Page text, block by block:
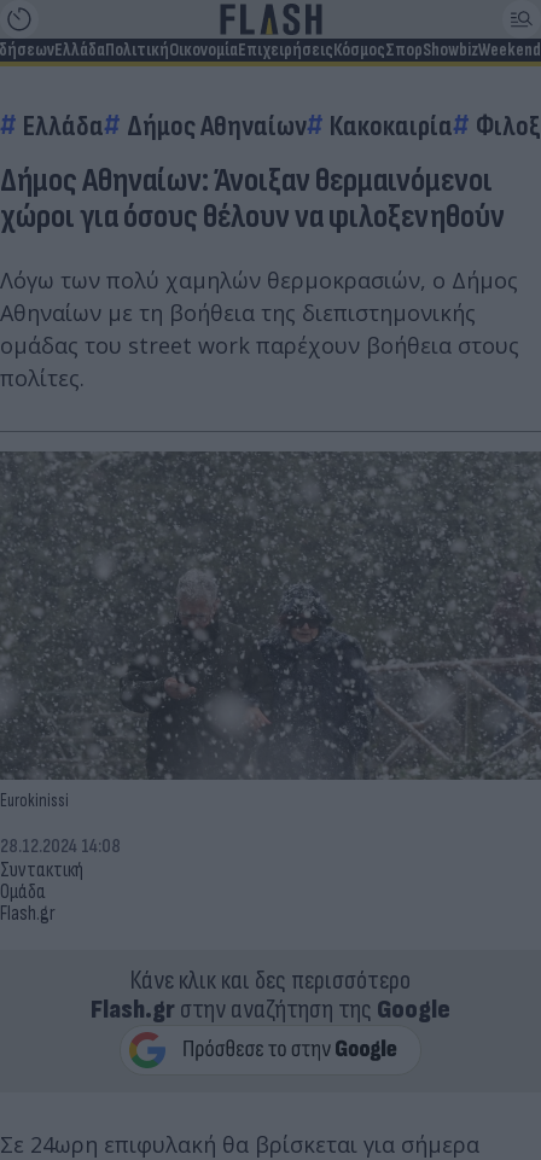
ΕλλάδαΠολιτικήΟικονομίαΕπιχειρήσειςΚόσμοςΣπορShowbizWeekend
Ελλάδα Δήμος Αθηναίων Κακοκαιρία
Δήμος Αθηναίων: Άνοιξαν θερμαινόμενοι
χώροι για όσους θέλουν να φιλοξενηθούν
Λόγω των πολύ χαμηλών θερμοκρασιών, ο Δήμος
Αθηναίων με τη βοήθεια της διεπιστημονικής
ομάδας του street work παρέχουν βοήθεια στους
πολίτες.
Eurokinissi
Συντακτική
Ομάδα
Flash.gr
28.12.2024 14:08
Κάνε κλικ και δες περισσότερο
Flash.grστην αναζήτηση της Google
Σε 24ωρη επιφυλακή θα βρίσκεται για σήμερα